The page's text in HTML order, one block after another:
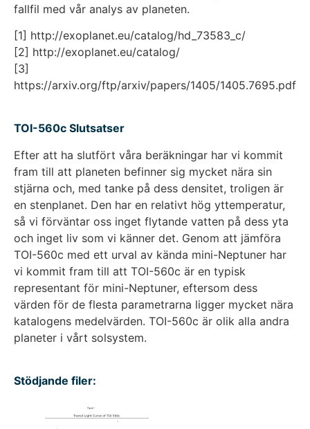
fallfil med vår analys av planeten.
[1] http://exoplanet.eu/catalog/hd_73583_c/
[2] http://exoplanet.eu/catalog/
[3]
https://arxiv.org/ftp/arxiv/papers/1405/1405.7695.pdf
TOI-560c Slutsatser
Efter att ha slutfört våra beräkningar har vi kommit
fram till att planeten befinner sig mycket nära sin
stjärna och, med tanke på dess densitet, troligen är
en stenplanet. Den har en relativt hög yttemperatur,
så vi förväntar oss inget flytande vatten på dess yta
och inget liv som vi känner det. Genom att jämföra
TOI-560c med ett urval av kända mini-Neptuner har
vi kommit fram till att TOI-560c är en typisk
representant för mini-Neptuner, eftersom dess
värden för de flesta parametrarna ligger mycket nära
katalogens medelvärden. TOI-560c är olik alla andra
planeter i vårt solsystem.
Stödjande filer: